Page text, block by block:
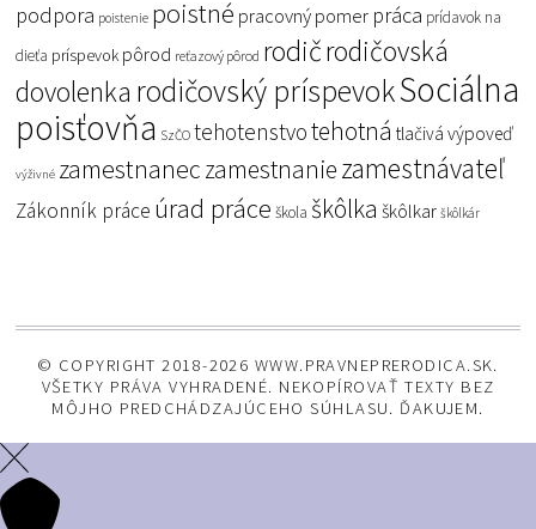
podpora poistenie poistné pracovný pomer práca prídavok na
dieťa príspevok pôrod reťazový pôrod rodičrodičovská
dovolenka rodičovský príspevokSociálna
poisťovňa SzČO tehotenstvotehotná tlačivá výpoveď
výživné zamestnaneczamestnaniezamestnávateľ
Zákonník práce úrad práce škola škôlka škôlkar škôlkár
© COPYRIGHT 2018-2026 WWW.PRAVNEPRERODICA.SK.
VŠETKY PRÁVA VYHRADENÉ. NEKOPÍROVAŤ TEXTY BEZ
MÔJHO PREDCHÁDZAJÚCEHO SÚHLASU. ĎAKUJEM.